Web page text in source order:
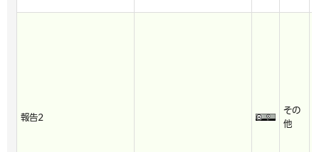
報告2
その
他